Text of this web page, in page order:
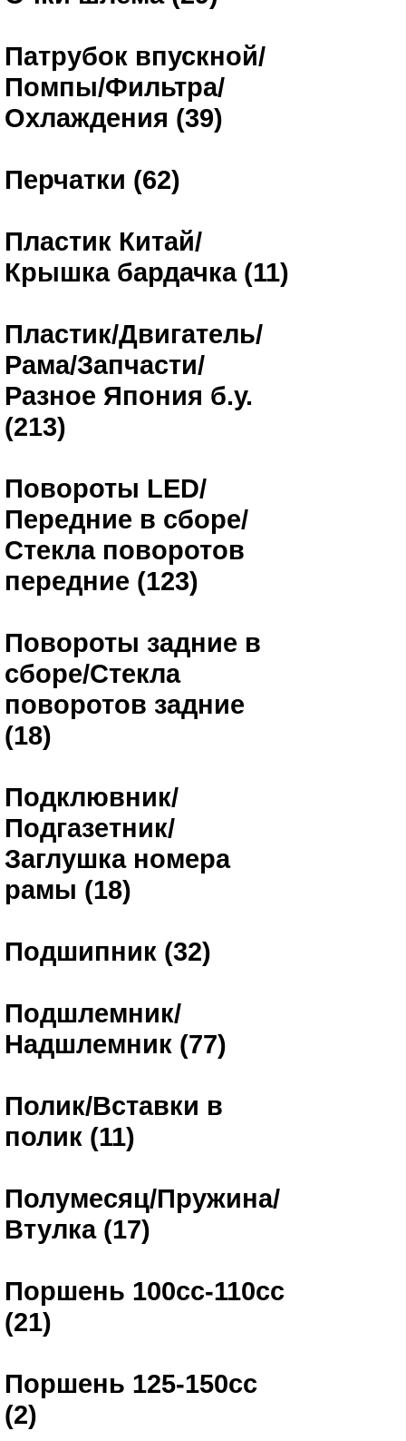
Патрубок впускной/
Помпы/Фильтра/
Охлаждения (39)
Перчатки (62)
Пластик Китай/
Крышка бардачка (11)
Пластик/Двигатель/
Рама/Запчасти/
Разное Япония б.у.
(213)
Повороты LED/
Передние в сборе/
Стекла поворотов
передние (123)
Повороты задние в
сборе/Стекла
поворотов задние
(18)
Подклювник/
Подгазетник/
Заглушка номера
рамы (18)
Подшипник (32)
Подшлемник/
Надшлемник (77)
Полик/Вставки в
полик (11)
Полумесяц/Пружина/
Втулка (17)
Поршень 100сс-110сс
(21)
Поршень 125-150сс
(2)